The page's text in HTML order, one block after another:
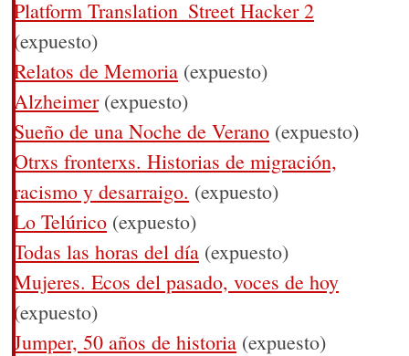
Platform Translation_Street Hacker 2
(expuesto)
Relatos de Memoria (expuesto)
Alzheimer(expuesto)
Sueño de una Noche de Verano (expuesto)
Otrxs fronterxs. Historias de migración,
racismo y desarraigo. (expuesto)
Lo Telúrico (expuesto)
Todas las horas del día (expuesto)
Mujeres. Ecos del pasado, voces de hoy
(expuesto)
Jumper, 50 años de historia (expuesto)